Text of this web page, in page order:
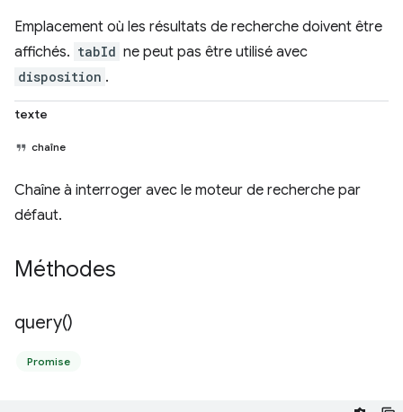
Emplacement où les résultats de recherche doivent être
affichés. tabId ne peut pas être utilisé avec
disposition .
texte
chaîne
Chaîne à interroger avec le moteur de recherche par
défaut.
Méthodes
query()
Promise